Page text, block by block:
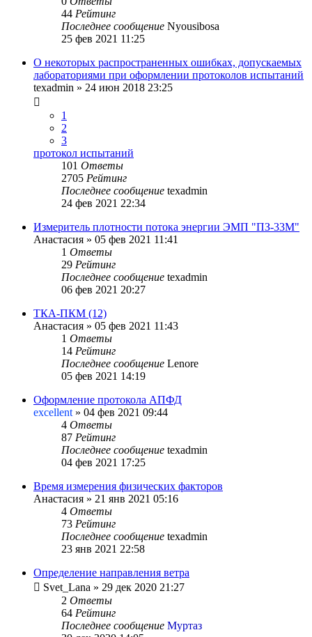
44 Рейтинг
Последнее сообщение Nyousibosa
25 фев 2021 11:25
О некоторых распространенных ошибках, допускаемых
лабораториями при оформлении протоколов испытаний
texadmin » 24 июн 2018 23:25
1
2
3
протокол испытаний
101 Ответы
2705 Рейтинг
Последнее сообщение texadmin
24 фев 2021 22:34
Измеритель плотности потока энергии ЭМП "ПЗ-33М"
Анастасия » 05 фев 2021 11:41
1 Ответы
29 Рейтинг
Последнее сообщение texadmin
06 фев 2021 20:27
ТКА-ПКМ (12)
Анастасия » 05 фев 2021 11:43
1 Ответы
14 Рейтинг
Последнее сообщение Lenore
05 фев 2021 14:19
Оформление протокола АПФД
excellent » 04 фев 2021 09:44
4 Ответы
87 Рейтинг
Последнее сообщение texadmin
04 фев 2021 17:25
Время измерения физических факторов
Анастасия » 21 янв 2021 05:16
4 Ответы
73 Рейтинг
Последнее сообщение texadmin
23 янв 2021 22:58
Определение направления ветра
Svet_Lana » 29 дек 2020 21:27
2 Ответы
64 Рейтинг
Последнее сообщение Муртаз